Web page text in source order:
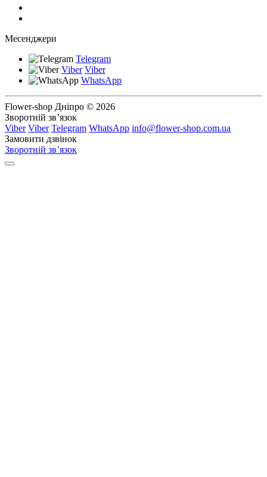
Месенджери
Telegram
Viber Viber
WhatsApp
Flower-shop Дніпро © 2026
Зворотній зв’язок
Viber Viber Telegram WhatsApp info@flower-shop.com.ua
Замовити дзвінок
Зворотній зв’язок